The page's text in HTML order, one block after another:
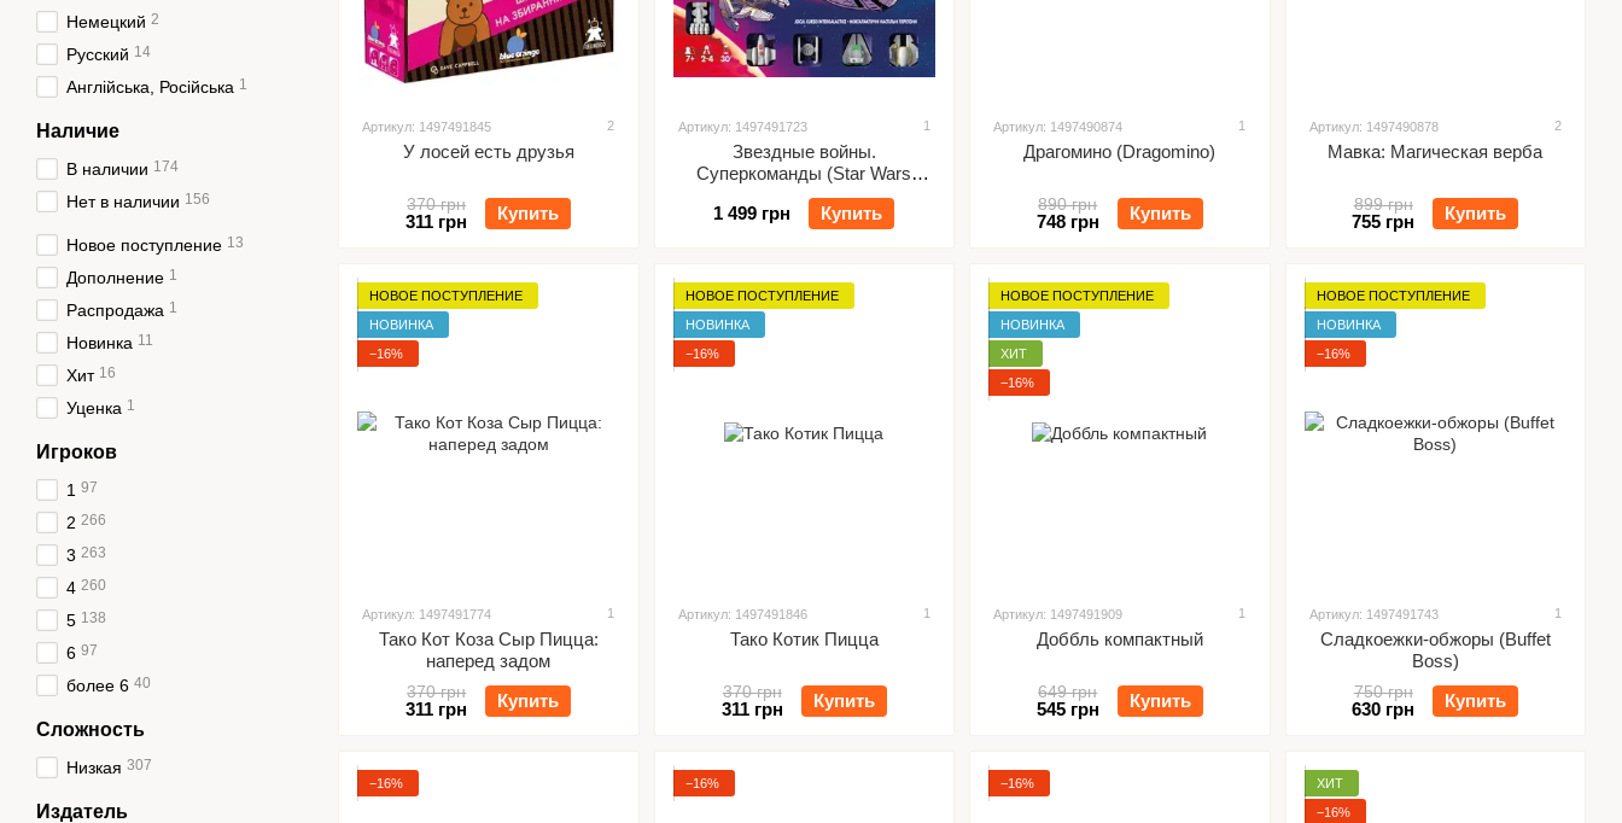
Артикул: 1497491845 2
У лосей есть друзья
370 грн
311 грн Купить
Артикул: 1497491723 1
Звездные войны.
Суперкоманды (Star Wars
Super Teams)
1 499 грн
Купить
Артикул: 1497490874 1
Драгомино (Dragomino)
890 грн
748 грн Купить
Артикул: 1497490878 2
Мавка: Магическая верба
899 грн
755 грн Купить
НОВОЕ ПОСТУПЛЕНИЕ
НОВИНКА
−16%
Артикул: 1497491774 1
Тако Кот Коза Сыр Пицца:
наперед задом
370 грн
311 грн Купить
НОВОЕ ПОСТУПЛЕНИЕ
НОВИНКА
−16%
Артикул: 1497491846 1
Тако Котик Пицца
370 грн
311 грн Купить
НОВОЕ ПОСТУПЛЕНИЕ
НОВИНКА
ХИТ
−16%
Артикул: 1497491909 1
Доббль компактный
649 грн
545 грн Купить
НОВОЕ ПОСТУПЛЕНИЕ
НОВИНКА
−16%
Артикул: 1497491743 1
Сладкоежки-обжоры (Buffet
Boss)
750 грн
630 грн Купить
−16% −16% −16%
ХИТ
−16%
Немецкий 2
Русский 14
Англійська, Російська 1
Наличие
В наличии 174
Нет в наличии 156
Новое поступление 13
Дополнение 1
Распродажа 1
Новинка 11
Хит 16
Уценка 1
Игроков
1 97
2 266
3 263
4 260
5 138
6 97
более 6 40
Сложность
Низкая 307
Издатель